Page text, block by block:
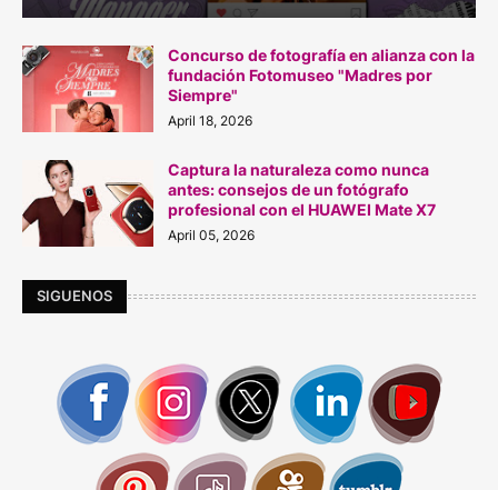
Concurso de fotografía en alianza con la
fundación Fotomuseo "Madres por
Siempre"
April 18, 2026
Captura la naturaleza como nunca
antes: consejos de un fotógrafo
profesional con el HUAWEI Mate X7
April 05, 2026
SIGUENOS